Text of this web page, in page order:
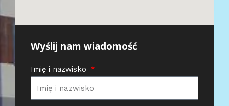
Wyślij nam wiadomość
Imię i nazwisko